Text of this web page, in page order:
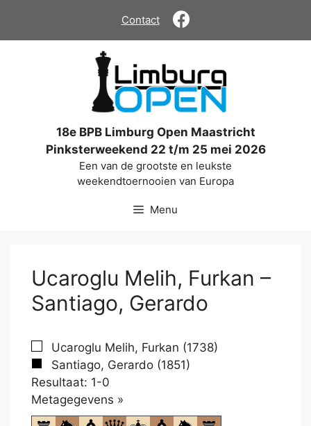
de
Contact
18e BPB Limburg Open Maastricht
Pinksterweekend 22 t/m 25 mei 2026
Een van de grootste en leukste
weekendtoernooien van Europa
Menu
Ucaroglu Melih, Furkan –
Santiago, Gerardo
Ucaroglu Melih, Furkan (1738)
Santiago, Gerardo (1851)
Resultaat: 1-0
Metagegevens »
om